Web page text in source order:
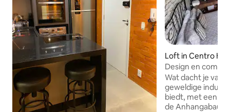
Loft in Centro
ão Paulo
Design en
metrostation São
Wat dacht je van
geweldige industriële
biedt, met een
de Anhangabaú-